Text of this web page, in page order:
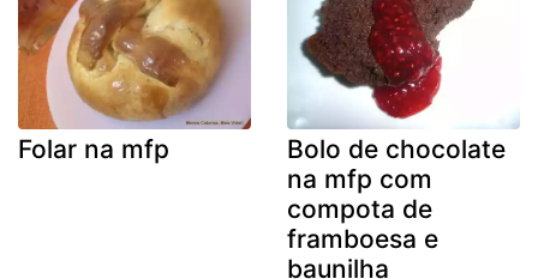
Folar na mfp
Bolo de chocolate
na mfp com
compota de
framboesa e
baunilha